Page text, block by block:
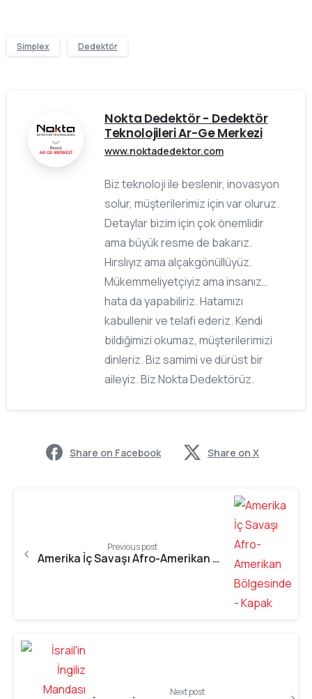
Simplex Dedektör
Nokta Dedektör - Dedektör
Teknolojileri Ar-Ge Merkezi
www.noktadedektor.com
Biz teknoloji ile beslenir, inovasyon
solur, müşterilerimiz için var oluruz.
Detaylar bizim için çok önemlidir
ama büyük resme de bakarız.
Hırslıyız ama alçakgönüllüyüz.
Mükemmeliyetçiyiz ama insanız…
hata da yapabiliriz. Hatamızı
kabullenir ve telafi ederiz. Kendi
bildiğimizi okumaz, müşterilerimizi
dinleriz. Biz samimi ve dürüst bir
aileyiz. Biz Nokta Dedektörüz.
Share on Facebook Share on X
Previous post
Amerika İç Savaşı Afro-Amerikan Bölgesinde
Next post